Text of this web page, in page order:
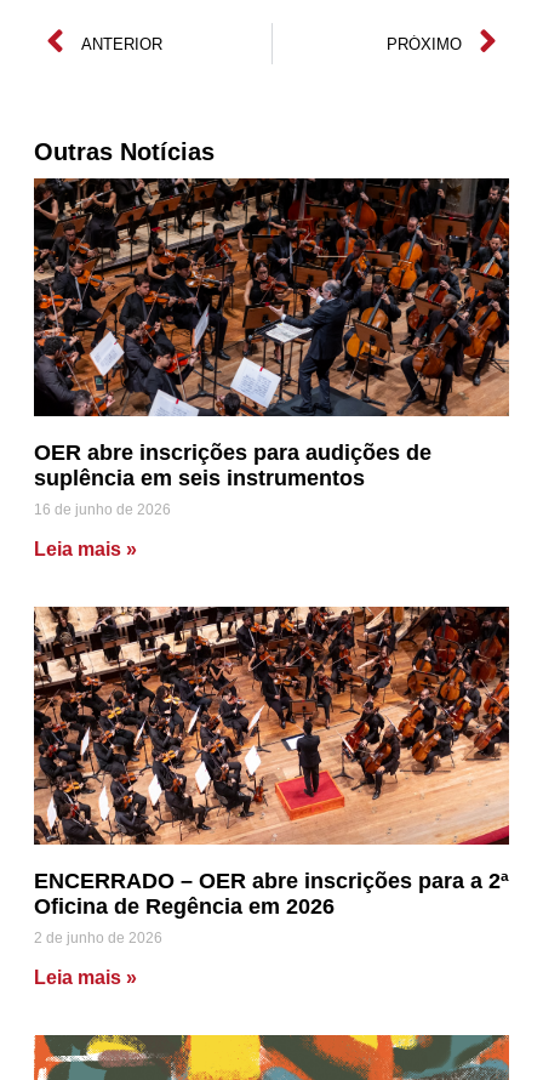
ANTERIOR PRÓXIMO
Outras Notícias
OER abre inscrições para audições de
suplência em seis instrumentos
16 de junho de 2026
Leia mais »
ENCERRADO – OER abre inscrições para a 2ª
Oficina de Regência em 2026
2 de junho de 2026
Leia mais »